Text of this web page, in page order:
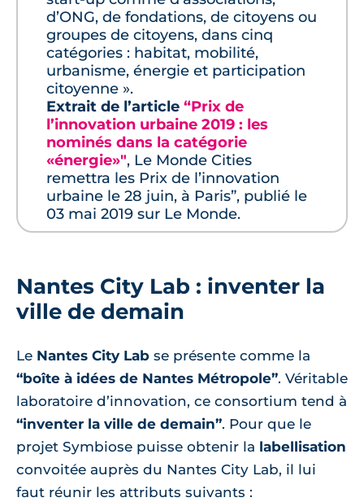
d’ONG, de fondations, de citoyens ou
groupes de citoyens, dans cinq
catégories : habitat, mobilité,
urbanisme, énergie et participation
citoyenne ».
Extrait de l’article “Prix de
l’innovation urbaine 2019 : les
nominés dans la catégorie
«énergie»", Le Monde Cities
remettra les Prix de l’innovation
urbaine le 28 juin, à Paris”, publié le
03 mai 2019 sur Le Monde.
Nantes City Lab : inventer la
ville de demain
Le Nantes City Lab se présente comme la
“boîte à idées de Nantes Métropole”. Véritable
laboratoire d’innovation, ce consortium tend à
“inventer la ville de demain”. Pour que le
projet Symbiose puisse obtenir la labellisation
convoitée auprès du Nantes City Lab, il lui
faut réunir les attributs suivants :